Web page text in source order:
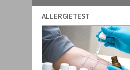
ALLERGIETEST